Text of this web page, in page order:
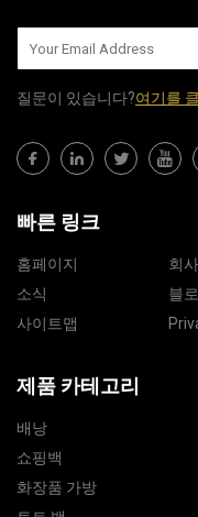
질문이 있습니다?여기를
빠른 링크
홈페이지 회
소식
블
사이트맵
제품 카테고리
배낭
쇼핑백
화장품 가방